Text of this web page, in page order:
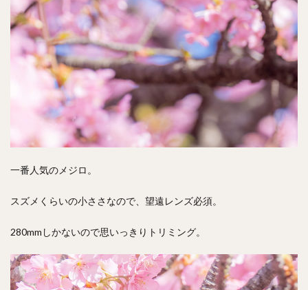
一番人気のメジロ。
スズメくらいの小ささなので、望遠レンズ必須。
280mmしかないので思いっきりトリミング。